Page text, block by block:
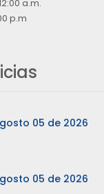
a.m.
p.m
05 de 2026
05 de 2026